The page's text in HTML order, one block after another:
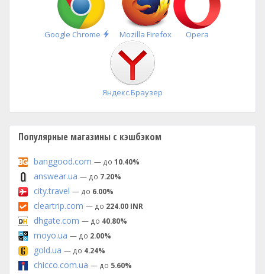
Google Chrome
Быстрая
установка
Mozilla Firefox Opera
Яндекс.Браузер
Популярные магазины с кэшбэком
banggood.com — до 10.40%
answear.ua — до 7.20%
city.travel — до 6.00%
cleartrip.com — до 224.00 INR
dhgate.com — до 40.80%
moyo.ua — до 2.00%
gold.ua — до 4.24%
chicco.com.ua — до 5.60%